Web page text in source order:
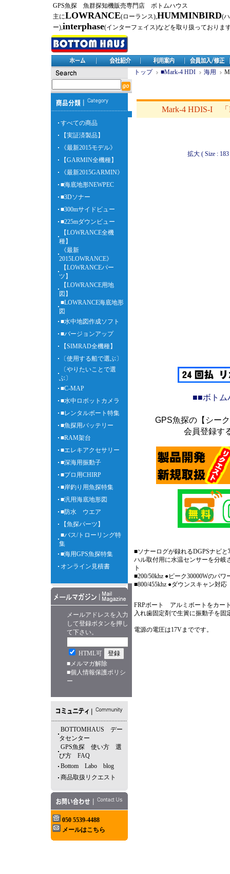
GPS魚探 魚群探知機販売専門店 ボトムハウス
主にLOWRANCE(ローランス),HUMMINBIRD(
ー),interphase(インターフェイス)などを取り扱っておりま
すべての商品
【実証済製品】
《最新2015モデル》
【GARMIN全機種】
《最新2015GARMIN》
■海底地形NEWPEC
■3Dソナー
■300mサイドビュー
■225mダウンビュー
【LOWRANCE全機
種】
《最新
2015LOWRANCE》
【LOWRANCEパー
ツ】
【LOWRANCE用地
図】
■LOWRANCE海底地形
図
■水中地図作成ソフト
■バージョンアップ
【SIMRAD全機種】
〔使用する船で選ぶ〕
〔やりたいことで選
ぶ〕
■C-MAP
■水中ロボットカメラ
■レンタルボート特集
■魚探用バッテリー
■RAM架台
■エレキアクセサリー
■深海用振動子
■プロ用CHIRP
■岸釣り用魚探特集
■汎用海底地形図
■防水 ウエア
【魚探パーツ】
■バス/トローリング特
集
■海用GPS魚探特集
オンライン見積書
メールアドレスを入力
して登録ボタンを押し
て下さい。
HTML可
■メルマガ解除
■個人情報保護ポリシ
ー
BOTTOMHAUS デー
タセンター
GPS魚探 使い方 選
び方 FAQ
Bottom Labo blog
商品取扱リクエスト
050 5539-4488
メールはこちら
トップ ■Mark-4 HDI 海用
Mark-4 HDIS-I 「
拡大 ( Size :
■■ボト
GPS魚探の【シー
会員登録す
■ソナーログが録れるDGPSナビ
ハル取付用に水温センサーを分岐
■200/50khz ●ピーク30000Wのパ
■800/455khz ●ダウンスキャン対
FRPボート アルミボートをカー
入れ歯固定剤で生簀に振動子を固
電源の電圧は17Vまでです。